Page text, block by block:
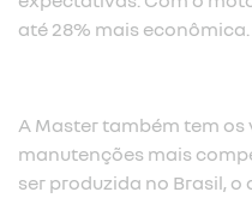
até 28% mais econômica.​
A Master também tem os
manutenções mais
ser produzida no Brasil,